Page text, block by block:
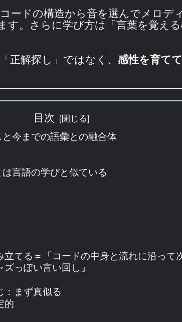
ードの構造から音を選んでメロデ
。さらに学び方は「言葉を覚え
解探し」ではなく、 感性を育て
目次
今までの語彙との融合体
言語の学びと似ている
てる＝「コードの中身と流れに沿って
っぽい言い回し」
：まず真似る
的